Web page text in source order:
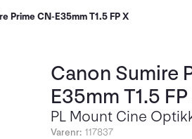
Prime CN-E35mm T1.5 FP X
Canon Sumire
E35mm T1.5 FP
PL Mount Cine
Varenr: 117837